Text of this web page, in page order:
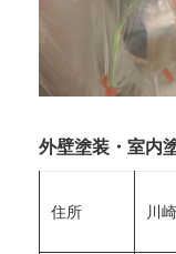
外壁塗装・室内
住所 川